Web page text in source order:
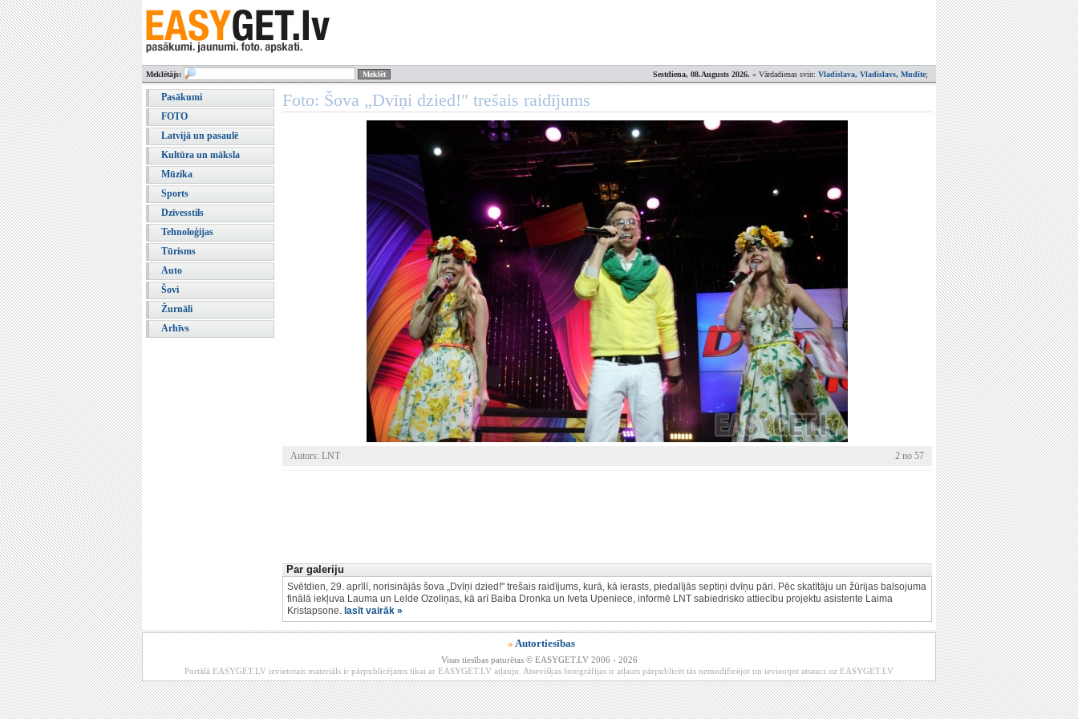
Sestdiena, 08.Augusts 2026. » Vārdadienas svin: Vladislava, Vladislavs, Mudīte;
Meklētājs:
Pasākumi
FOTO
Latvijā un pasaulē
Kultūra un māksla
Mūzika
Sports
Dzīvesstils
Tehnoloģijas
Tūrisms
Auto
Šovi
Žurnāli
Arhīvs
Foto: Šova „Dvīņi dzied!" trešais raidījums
Autors: LNT 2 no 57
Par galeriju
Svētdien, 29. aprīlī, norisinājās šova „Dvīņi dzied!" trešais raidījums, kurā, kā ierasts, piedalījās septiņi dvīņu pāri. Pēc skatītāju un žūrijas balsojuma
finālā iekļuva Lauma un Lelde Ozoliņas, kā arī Baiba Dronka un Iveta Upeniece, informē LNT sabiedrisko attiecību projektu asistente Laima
Kristapsone. lasīt vairāk »
» Autortiesības
Visas tiesības paturētas © EASYGET.LV 2006 - 2026
Portālā EASYGET.LV izvietotais materiāls ir pārpublicējams tikai ar EASYGET.LV atļauju. Atsevišķas fotogrāfijas ir atļauts pārpublicēt tās nemodificējot un ievieotjot atsauci uz EASYGET.LV